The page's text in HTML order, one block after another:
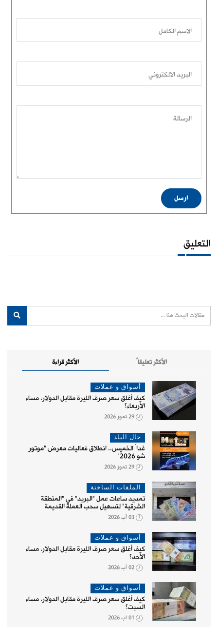
الاسم الكامل
البريد الالكتروني
الرسالة
ارسل
التعليق
الأكثر قراءة الأكثر تعليقاً
أسواق و عملات
كيف أغلق سعر صرف الليرة مقابل الدولار، مساء
الأربعاء؟
29 تموز 2026
حال البلد
غداً الخميس.. انطلاق فعاليات معرض "موتور
شو 2026"
29 تموز 2026
الملفات الساخنة
تمديد ساعات عمل "البريد" في "المنطقة
الشرقية" لتسهيل سحب العملة القديمة
03 آب 2026
أسواق و عملات
كيف أغلق سعر صرف الليرة مقابل الدولار، مساء
الأحد؟
02 آب 2026
أسواق و عملات
كيف أغلق سعر صرف الليرة مقابل الدولار، مساء
السبت؟
01 آب 2026